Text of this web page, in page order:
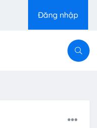
Đăng nhập